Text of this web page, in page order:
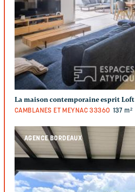
La maison contemporaine esprit Loft
CAMBLANES ET MEYNAC 33360 137 m²
AGENCE BORDEAUX